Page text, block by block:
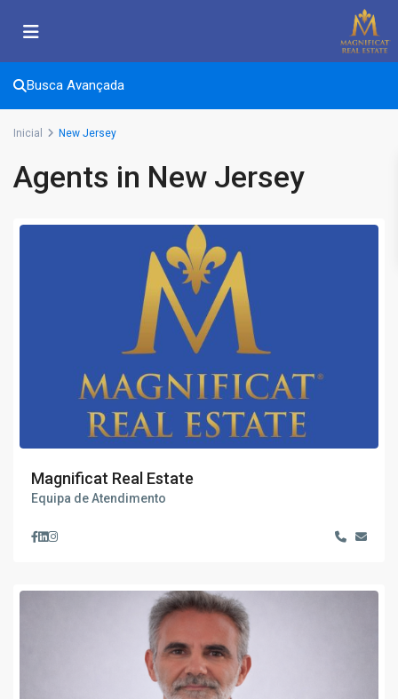
Busca Avançada
Inicial New Jersey
Agents in New Jersey
Magnificat Real Estate
Equipa de Atendimento